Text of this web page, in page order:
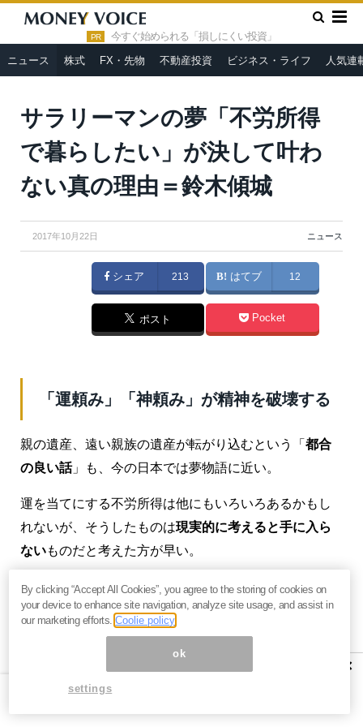
PR 今すぐ始められる「損しにくい投資」
ニュース 株式 FX・先物 不動産投資 ビジネス・ライフ 人気連
HOME » ニュース »
サラリーマンの夢「不労所得で暮らした
い」が決して叶わない真の理由＝鈴木傾城
サラリーマンの夢「不労所得
で暮らしたい」が決して叶わ
ない真の理由＝鈴木傾城
2017年10月22日 ニュース
シェア 213 はてブ 12
ポスト Pocket
「運頼み」「神頼み」が精神を破壊する
親の遺産、遠い親族の遺産が転がり込むという「 都合
の良い話」も、今の日本では夢物語に近い。
運を当てにする不労所得は他にもいろいろあるかもし
れないが、そうしたものは現実的に考えると手に入ら
ないものだと考えた方が早い。
手に入らない不労所得は、いくら長い時間をそこにか
けても無意味だ。夢想が強くなればなるほど、現実と
の乖離に苦しむようになり、やがて心を壊す
続きはご購読ください。初月無料です＜残約2,000文
字＞）
×
By clicking “Accept All Cookies”, you agree to the storing of cookies on
your device to enhance site navigation, analyze site usage, and assist in
our marketing efforts.Coolie policy
ok
settings